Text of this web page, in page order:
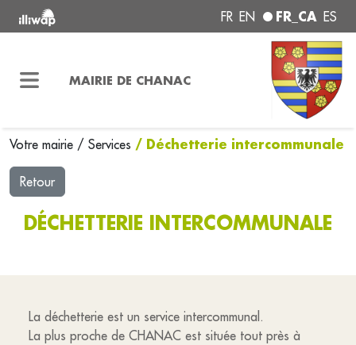
FR EN FR_CA ES
MAIRIE DE CHANAC
Votre mairie / Services / Déchetterie intercommunale
Retour
DÉCHETTERIE INTERCOMMUNALE
La déchetterie est un service intercommunal.
La plus proche de CHANAC est située tout près à